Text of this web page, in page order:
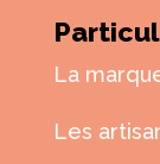
La
Les